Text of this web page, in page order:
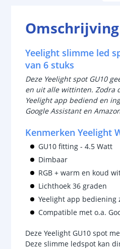
Omschrijving
Yeelight slimme led
van 6 stuks
Deze Yeelight spot GU10
en uit alle wittinten. Zodra
Yeelight app bediend en
Google Assistant en
Kenmerken Yeelight
GU10 fitting - 4.5 Watt
Dimbaar
RGB + warm en koud
Lichthoek 36 graden
Yeelight app bediening
Compatible met o.a.
Deze Yeelight GU10 spot
Deze slimme ledspot kan